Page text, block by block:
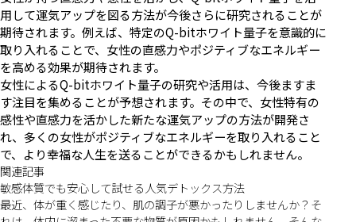
用して運気アップを図る方法が今後さらに研究されることが
期待されます。例えば、特定のQ-bitホワイト量子を意識的に
取り入れることで、女性の直感力やポジティブなエネルギー
を高める効果が期待されます。
女性によるQ-bitホワイト量子の研究や活用は、今後ますま
す注目を集めることが予想されます。その中で、女性特有の
感性や直感力を活かした新たな運気アップの方法が開発さ
れ、多くの女性がポジティブなエネルギーを取り入れること
で、より幸福な人生を送ることができるかもしれません。
関連記事
敏感体質でも安心して試せる人気デトックス方法
最近、体が重く感じたり、肌の調子が悪かったりしませんか？そ